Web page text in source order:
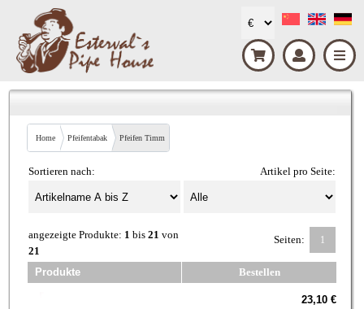
Home Pfeifentabak Pfeifen Timm
Sortieren nach: Artikel pro Seite:
angezeigte Produkte: 1 bis 21 von
21
Seiten: 1
Produkte Bestellen
23,10 €